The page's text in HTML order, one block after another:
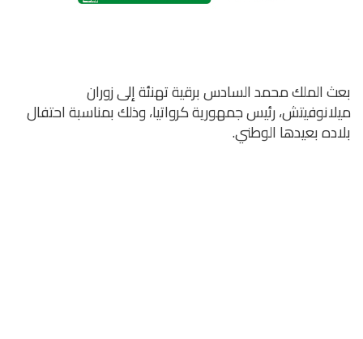
بعث الملك محمد السادس برقية تهنئة إلى زوران
ميلانوفيتش، رئيس جمهورية كرواتيا، وذلك بمناسبة احتفال
بلاده بعيدها الوطني.